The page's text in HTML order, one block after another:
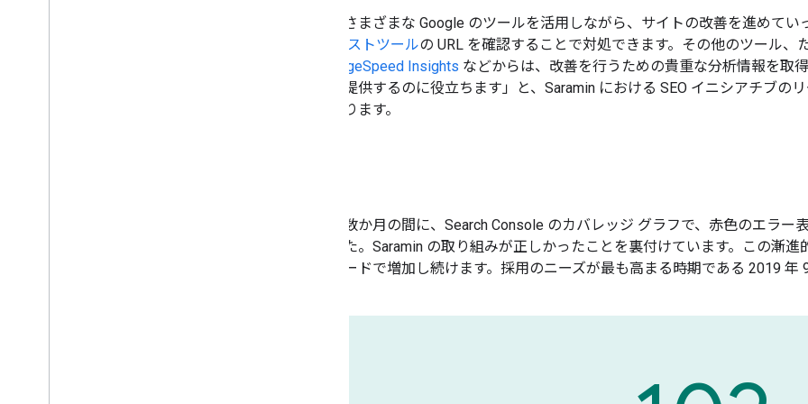
そしてさまざまな Google のツールを活用しながら、サイトの改善を進めて
ータ テストツールの URL を確認することで対処できます。その他のツール、
PageSpeed Insights などからは、改善を行うための貴重な分析情報を取
ンスを提供するのに役立ちます」と、Saramin における SEO イニシアチブの
氏は語ります。
その後数か月の間に、Search Console のカバレッジ グラフで、赤色のエラ
きました。Saramin の取り組みが正しかったことを裏付けています。この漸
なスピードで増加し続けます。採用のニーズが最も高まる時期である 2019